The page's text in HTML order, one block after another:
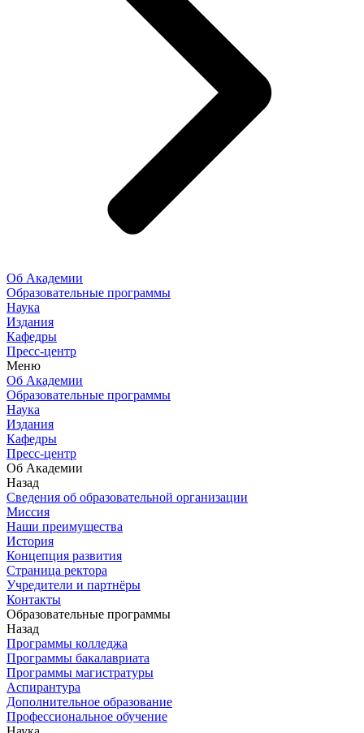
Об Академии
Образовательные программы
Наука
Издания
Кафедры
Пресс-центр
Меню
Об Академии
Образовательные программы
Наука
Издания
Кафедры
Пресс-центр
Об Академии
Назад
Сведения об образовательной организации
Миссия
Наши преимущества
История
Концепция развития
Страница ректора
Учредители и партнёры
Контакты
Образовательные программы
Назад
Программы колледжа
Программы бакалавриата
Программы магистратуры
Аспирантура
Дополнительное образование
Профессиональное обучение